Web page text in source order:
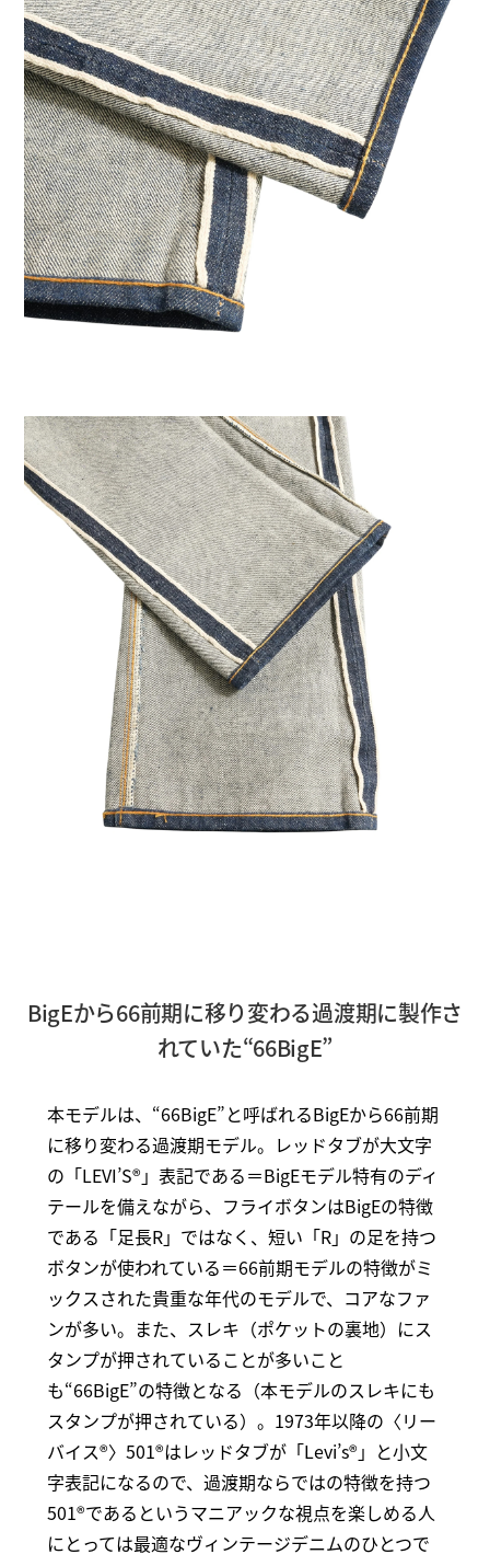
BigEから66前期に移り変わる過渡期に製作さ
れていた“66BigE”
本モデルは、“66BigE”と呼ばれるBigEから66前期
に移り変わる過渡期モデル。レッドタブが大文字
の「LEVI’S®」表記である＝BigEモデル特有のディ
テールを備えながら、フライボタンはBigEの特徴
である「足長R」ではなく、短い「R」の足を持つ
ボタンが使われている＝66前期モデルの特徴がミ
ックスされた貴重な年代のモデルで、コアなファ
ンが多い。また、スレキ（ポケットの裏地）にス
タンプが押されていることが多いこと
も“66BigE”の特徴となる（本モデルのスレキにも
スタンプが押されている）。1973年以降の〈リー
バイス®〉501®はレッドタブが「Levi’s®」と小文
字表記になるので、過渡期ならではの特徴を持つ
501®であるというマニアックな視点を楽しめる人
にとっては最適なヴィンテージデニムのひとつで